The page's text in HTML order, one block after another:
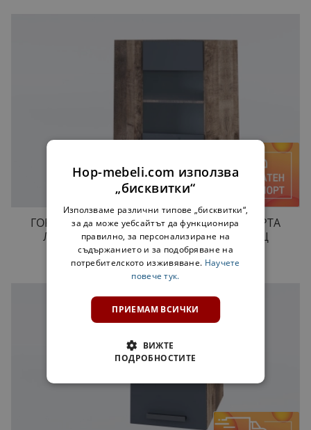
ГОРЕН ЪГЛОВ ШКАФ 60Х60 С ВИТРИНА МАРТА
ЛУКС КОЛОНИАЛЕН ДЪБ / ГРАФИТ ГЛАНЦ
70,00 €
Hop-mebeli.com използва
„бисквитки“
Използваме различни типове „бисквитки“,
за да може уебсайтът да функционира
правилно, за персонализиране на
съдържанието и за подобряване на
потребителското изживяване. Научете
повече тук.
ПРИЕМАМ ВСИЧКИ
ВИЖТЕ
ПОДРОБНОСТИТЕ